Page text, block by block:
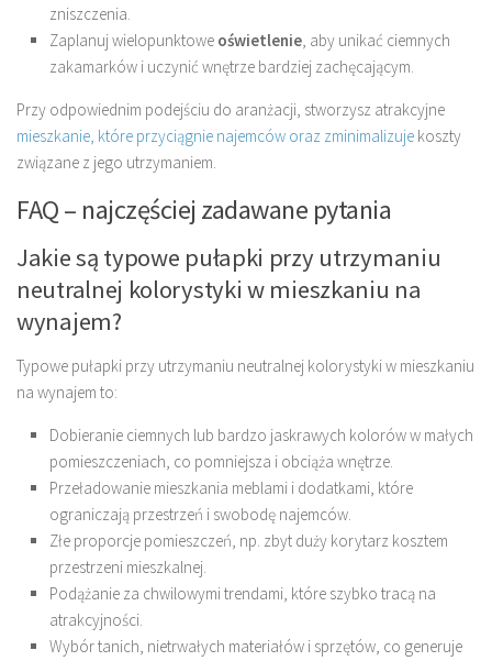
zniszczenia.
Zaplanuj wielopunktowe oświetlenie, aby unikać ciemnych
zakamarków i uczynić wnętrze bardziej zachęcającym.
Przy odpowiednim podejściu do aranżacji, stworzysz atrakcyjne
mieszkanie, które przyciągnie najemców oraz zminimalizuje koszty
związane z jego utrzymaniem.
FAQ – najczęściej zadawane pytania
Jakie są typowe pułapki przy utrzymaniu
neutralnej kolorystyki w mieszkaniu na
wynajem?
Typowe pułapki przy utrzymaniu neutralnej kolorystyki w mieszkaniu
na wynajem to:
Dobieranie ciemnych lub bardzo jaskrawych kolorów w małych
pomieszczeniach, co pomniejsza i obciąża wnętrze.
Przeładowanie mieszkania meblami i dodatkami, które
ograniczają przestrzeń i swobodę najemców.
Złe proporcje pomieszczeń, np. zbyt duży korytarz kosztem
przestrzeni mieszkalnej.
Podążanie za chwilowymi trendami, które szybko tracą na
atrakcyjności.
Wybór tanich, nietrwałych materiałów i sprzętów, co generuje